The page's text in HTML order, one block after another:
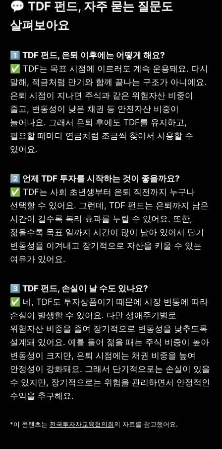
💬 TDF 펀드, 자주 묻는 질문도
살펴보아요
✅ TDF는 목표 시점에 이르러도 계속 운용돼요. 다시
말해, 적금처럼 만기와 함께 끝나는 구조가 아니에요.
은퇴 시점이 지나면 주식과 같은 위험자산 비중이
줄고, 변동성이 낮은 채권 등 안전자산 비중이
늘어나요. 그래서 은퇴 후에도 TDF를 유지하고,
필요할 때마다 연금처럼 조금씩 찾아서 사용할 수
있어요.
✅ TDF는 사회 초년생부터 은퇴 직전까지 누구나
선택할 수 있어요. 그런데, TDF 펀드는 은퇴까지 남은
시간이 길수록 복리 효과를 누릴 수 있어요. 또한,
젊을수록 목표 일까지 시간이 많이 남아 있어서 단기
변동성을 이겨내고 장기적으로 자산을 키울 수 있는
여유가 있어요.
✅ 네, TDF도 투자상품이기 때문에 시장 변동에 따라
손실이 발생할 수 있어요. 다만 생애주기별로
위험자산 비중을 줄여 장기적으로 변동성을 낮추도록
설계돼 있어요. 예를 들어 젊을 때는 주식 비중이 높아
변동성이 크지만, 은퇴 시점에는 채권 비중을 높여
안정성이 강화돼요. 그래서 단기적으로는 손실이 있을
수 있지만, 장기적으로는 위험을 관리하면서 안정적인
수익을 추구해요.
*이 콘텐츠는 전국투자자교육협의회의 자료를 참고했어요.